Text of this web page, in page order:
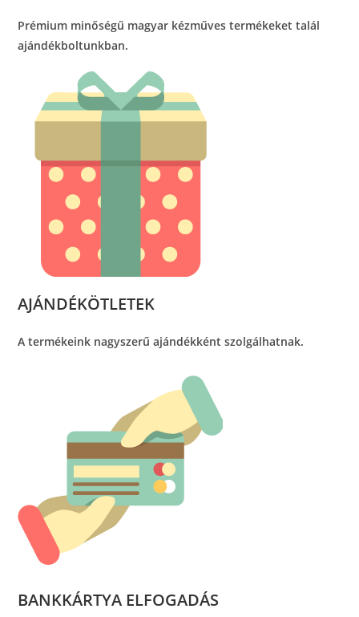
Prémium minőségű magyar kézműves termékeket talál
ajándékboltunkban.
AJÁNDÉKÖTLETEK
A termékeink nagyszerű ajándékként szolgálhatnak.
BANKKÁRTYA ELFOGADÁS